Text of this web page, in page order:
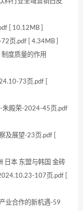
[ 10.12MB ]
页.pdf [ 4.34MB ]
度质量的作用
73页.pdf [
朱殿荣-2024-45页.pdf
及展望-23页.pdf [
日本 东盟与韩国 金砖
107页.pdf [
业合作的新机遇-59